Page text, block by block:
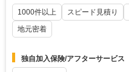
1000件以上
スピード見積り
地元密着
独自加入保険/アフターサービス